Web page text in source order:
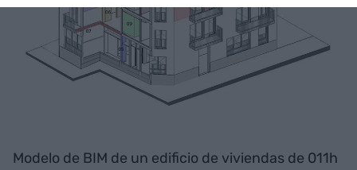
Modelo de BIM de un edificio de viviendas de 011h